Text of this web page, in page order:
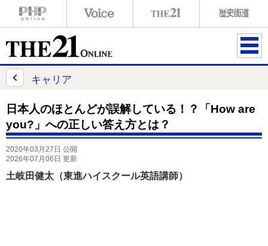
ME
キャリア
日本人のほとんどが誤解している！？「How are
you?」への正しい答え方とは？
2020年03月27日 公開
2026年07月06日 更新
土岐田健太（東進ハイスクール英語講師）